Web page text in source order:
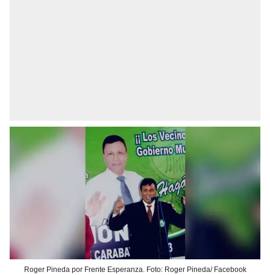
Roger Pineda por Frente Esperanza. Foto: Roger Pineda/ Facebook